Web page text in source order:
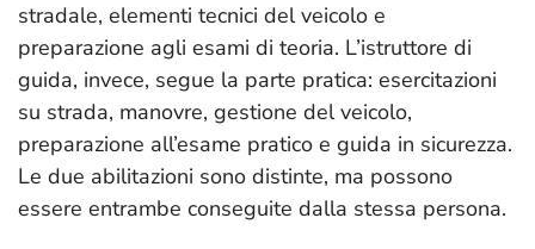
stradale, elementi tecnici del veicolo e
preparazione agli esami di teoria. L’istruttore di
guida, invece, segue la parte pratica: esercitazioni
su strada, manovre, gestione del veicolo,
preparazione all’esame pratico e guida in sicurezza.
Le due abilitazioni sono distinte, ma possono
essere entrambe conseguite dalla stessa persona.